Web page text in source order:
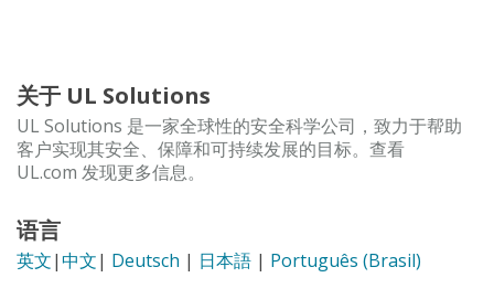
关于 UL Solutions
UL Solutions 是一家全球性的安全科学公司，致力于帮助
客户实现其安全、保障和可持续发展的目标。查看
UL.com 发现更多信息。
语言
英文|中文| Deutsch | 日本語 | Português (Brasil)